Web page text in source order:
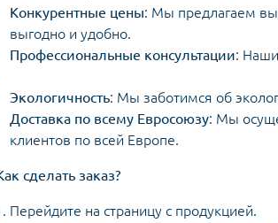
Конкурентные цены: Мы предлагаем
выгодно и удобно.
Профессиональные консультации:
Экологичность: Мы заботимся об
Доставка по всему Евросоюзу: Мы
клиентов по всей Европе.
сделать заказ?
Перейдите на страницу с продукцией.